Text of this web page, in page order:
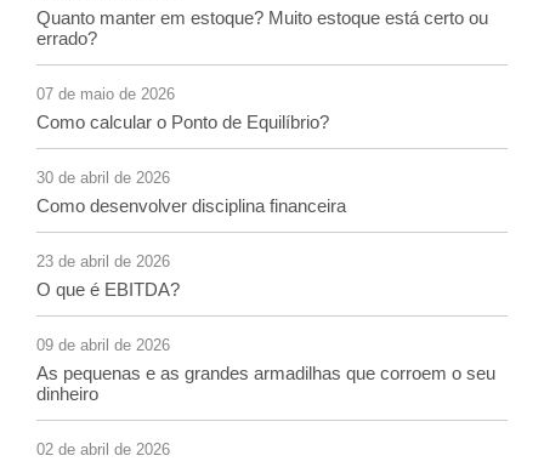
Quanto manter em estoque? Muito estoque está certo ou
errado?
07 de maio de 2026
Como calcular o Ponto de Equilíbrio?
30 de abril de 2026
Como desenvolver disciplina financeira
23 de abril de 2026
O que é EBITDA?
09 de abril de 2026
As pequenas e as grandes armadilhas que corroem o seu
dinheiro
02 de abril de 2026